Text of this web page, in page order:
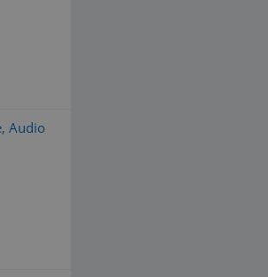
Audio